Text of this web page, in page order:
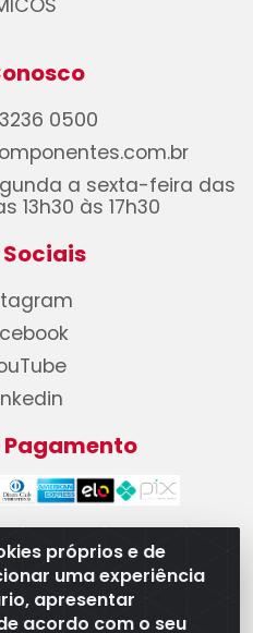
próprios e de
uma experiência
apresentar
acordo com o seu
0500
a sexta-feira das
13h30 às 17h30
Sociais
Pagamento
LTDA - CNPJ
do Níquel, 667 - Parque
GO - CEP 74375-660